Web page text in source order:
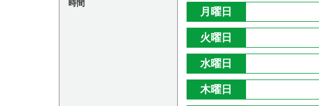
時間
月曜日
火曜日
水曜日
木曜日